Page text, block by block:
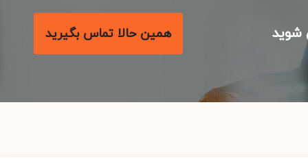
همین حالا تماس بگیرید